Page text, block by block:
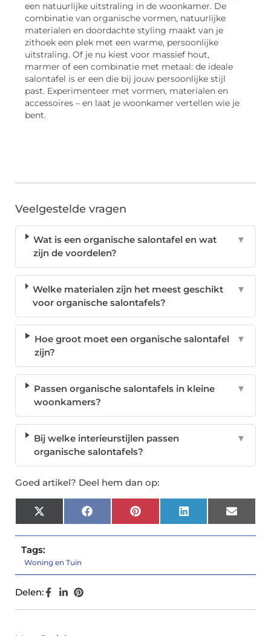
een natuurlijke uitstraling in de woonkamer. De
combinatie van organische vormen, natuurlijke
materialen en doordachte styling maakt van je
zithoek een plek met een warme, persoonlijke
uitstraling. Of je nu kiest voor massief hout,
marmer of een combinatie met metaal: de ideale
salontafel is er een die bij jouw persoonlijke stijl
past. Experimenteer met vormen, materialen en
accessoires – en laat je woonkamer vertellen wie je
bent.
Veelgestelde vragen
Wat is een organische salontafel en wat
zijn de voordelen?
▼
Welke materialen zijn het meest geschikt
voor organische salontafels?
▼
Hoe groot moet een organische salontafel
zijn?
▼
Passen organische salontafels in kleine
woonkamers?
▼
Bij welke interieurstijlen passen
organische salontafels?
▼
Goed artikel? Deel hem dan op:
X
(Twitter)
FacebookPinterest LinkedIn Email
Tags:
Woning en Tuin
Delen: